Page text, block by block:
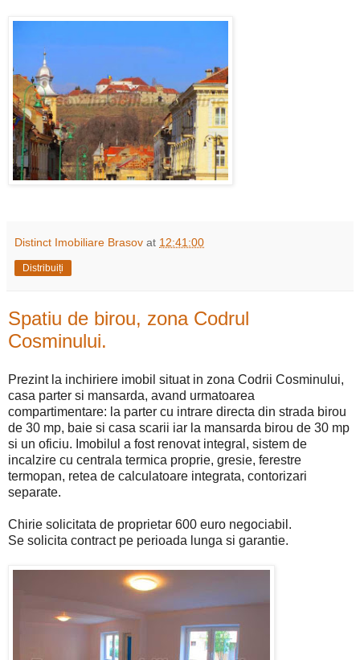
Distinct Imobiliare Brasov at 12:41:00
Distribuiți
Spatiu de birou, zona Codrul
Cosminului.
Prezint la inchiriere imobil situat in zona Codrii Cosminului,
casa parter si mansarda, avand urmatoarea
compartimentare: la parter cu intrare directa din strada birou
de 30 mp, baie si casa scarii iar la mansarda birou de 30 mp
si un oficiu. Imobilul a fost renovat integral, sistem de
incalzire cu centrala termica proprie, gresie, ferestre
termopan, retea de calculatoare integrata, contorizari
separate.
Chirie solicitata de proprietar 600 euro negociabil.
Se solicita contract pe perioada lunga si garantie.